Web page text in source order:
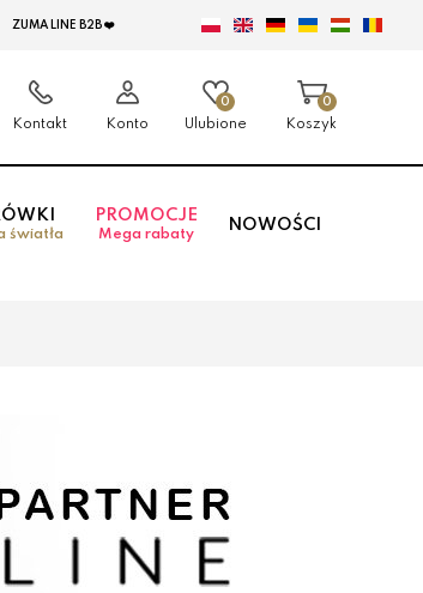
ZUMA LINE B2B ❤️
Kontakt Konto
0
Ulubione
0
Koszyk
światła
PROMOCJE
Mega rabaty
NOWOŚCI